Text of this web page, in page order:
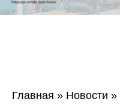
Главная » Новости »